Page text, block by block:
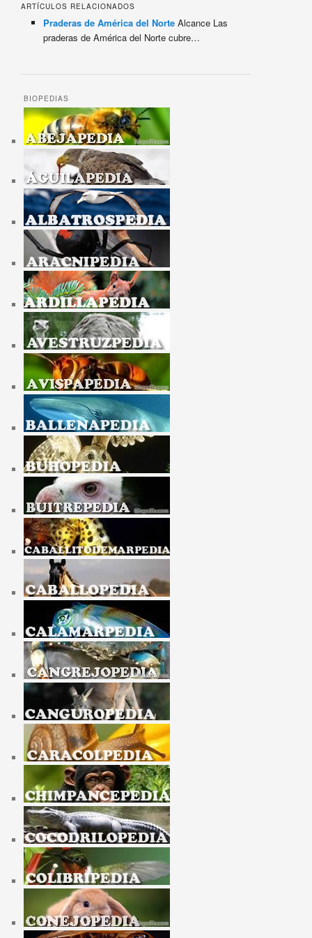
ARTÍCULOS RELACIONADOS
Praderas de América del Norte Alcance Las
praderas de América del Norte cubre…
BIOPEDIAS